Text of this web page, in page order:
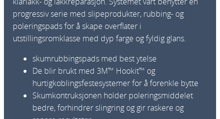
progressiv serie med slipeprodukter, rubbing- og
poleringspads for å skape overflater i
utstillingsromklasse med dyp farge og fyldig glans.
skumrubbingspads med best ytelse
De blir brukt med 3M™ Hookit™ og
hurtigkoblingsfestesystemer for å forenkle bytte
Skumkontruksjonen holder poleringsmiddelet
bedre, forhindrer slingring og gir raskere og